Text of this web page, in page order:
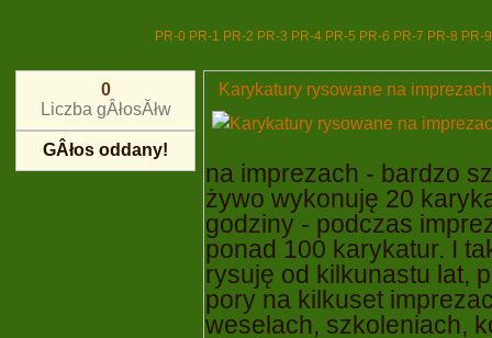
PR-0 PR-1 PR-2 PR-3 PR-4 PR-5 PR-6 PR-7 PR-8 PR-9
0
Liczba gÂłosĂłw
GÂłos oddany!
Karykatury rysowane na imprezach
na imprezach - bardzo
żywo wykonuję 20
godziny - podczas
ponad 100 karykatur. I
rysuję od kilkunastu lat,
pory na kilkuset
weselach, szkoleniach,